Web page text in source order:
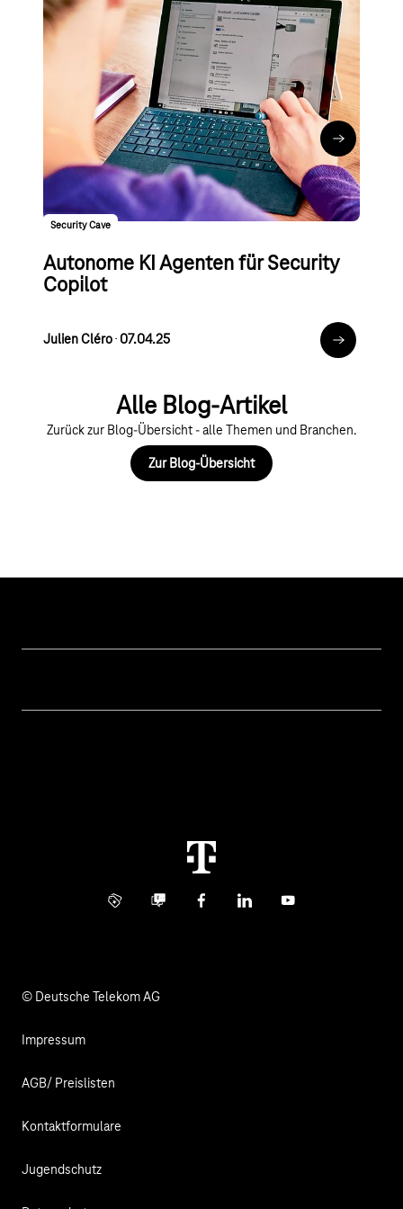
Modern Work
Neue Microsoft Copilot-Agenten:
Researcher und Analyst
Julien Cléro∙24.07.25
Neue
Security Cave
Autonome KI Agenten für Security
Copilot
Julien Cléro∙ 07.04.25
Zum Artikel
Alle Blog-Artikel
Zurück zur Blog-Übersicht - alle Themen und Branchen.
Zur Blog-Übersicht
Info ServiceBusiness Community
FacebookLinkedInYouTube
© Deutsche Telekom AG
Impressum
AGB/ Preislisten
Kontaktformulare
Jugendschutz